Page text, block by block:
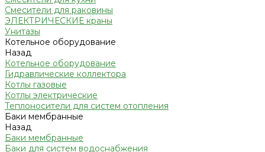
Смесители для раковины
ЭЛЕКТРИЧЕСКИЕ краны
Унитазы
Котельное оборудование
Назад
Котельное оборудование
Гидравлические коллектора
Котлы газовые
Котлы электрические
Теплоносители для систем отопления
Баки мембранные
Назад
Баки мембранные
Баки для систем водоснабжения